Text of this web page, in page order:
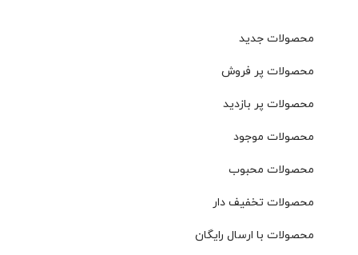
محصولات جدید
محصولات پر فروش
محصولات پر بازدید
محصولات موجود
محصولات محبوب
محصولات تخفیف دار
محصولات با ارسال رایگان